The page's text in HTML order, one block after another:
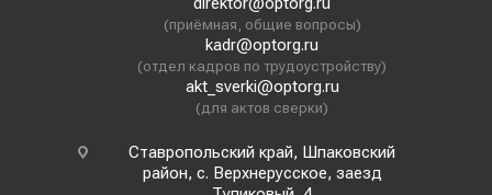
(приёмная, общие вопросы)
kadr@optorg.ru
(отдел кадров по трудоустройству)
akt_sverki@optorg.ru
(для актов сверки)
Ставропольский край, Шпаковский
район, с. Верхнерусское, заезд